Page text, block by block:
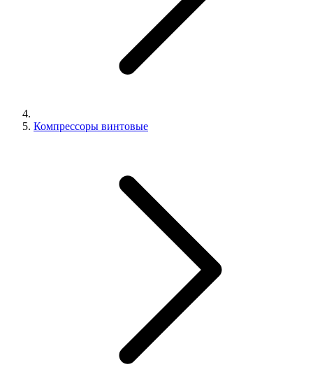
Компрессоры винтовые